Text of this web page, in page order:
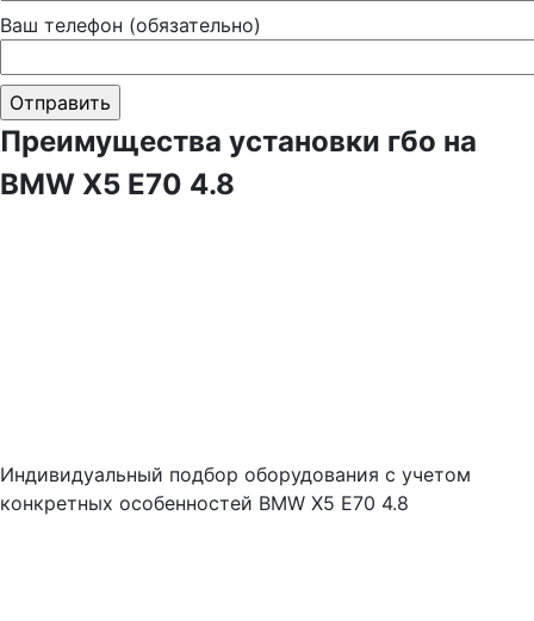
Ваш телефон (обязательно)
Преимущества установки гбо на
BMW X5 E70 4.8
Индивидуальный подбор оборудования с учетом
конкретных особенностей BMW X5 E70 4.8